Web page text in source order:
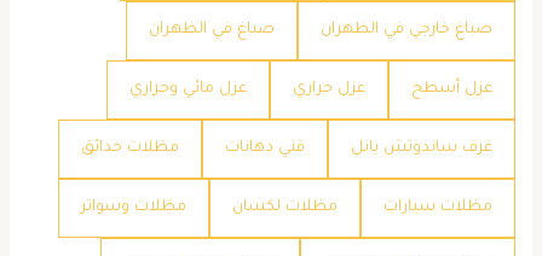
صباغ خارجي في الظهران صباغ في الظهران
عزل أسطح عزل حراري عزل مائي وحراري
غرف ساندوتش بانل فني دهانات مظلات حدائق
مظلات سيارات مظلات لكسان مظلات وسواتر